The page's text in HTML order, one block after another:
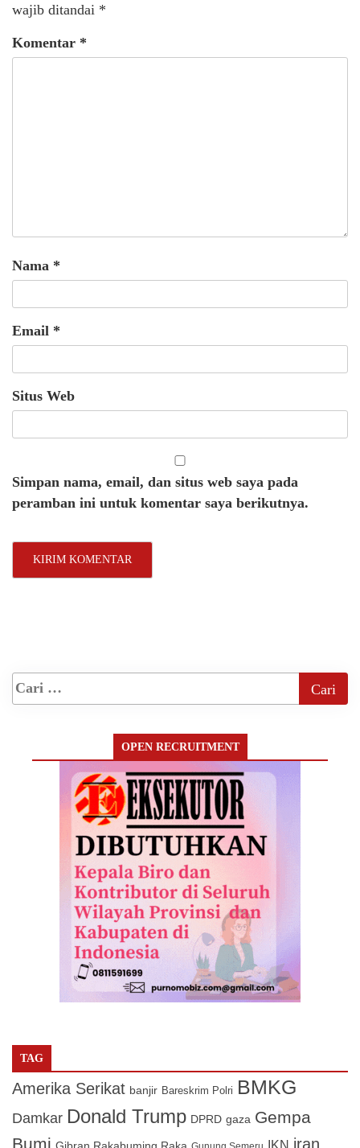
wajib ditandai *
Komentar *
Nama *
Email *
Situs Web
Simpan nama, email, dan situs web saya pada
peramban ini untuk komentar saya berikutnya.
OPEN RECRUITMENT
TAG
Amerika Serikat banjir Bareskrim Polri BMKG
Damkar Donald Trump DPRD gaza Gempa
Bumi
Gunung Semeru IKN iran